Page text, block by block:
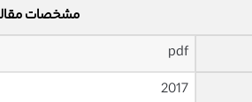
مشخصات
pdf
2017